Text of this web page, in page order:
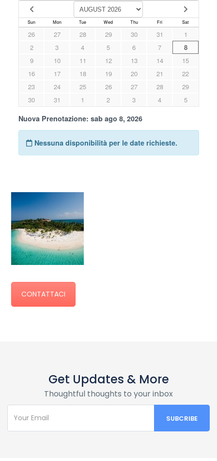
CONTATTACI
Get Updates & More
Thoughtful thoughts to your inbox